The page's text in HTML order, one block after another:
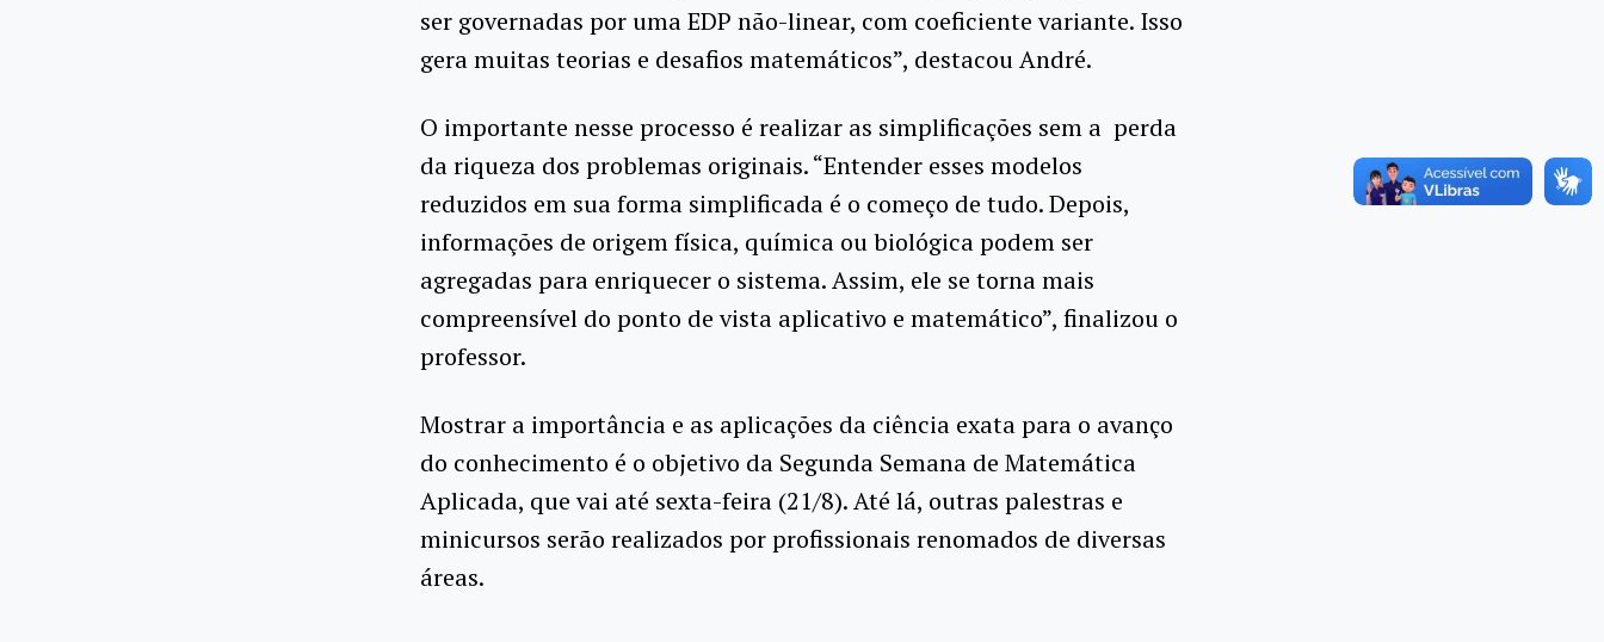
ser governadas por uma EDP não-linear, com coeficiente variante. Isso
gera muitas teorias e desafios matemáticos”, destacou André.
O importante nesse processo é realizar as simplificações sem a perda
da riqueza dos problemas originais. “Entender esses modelos
reduzidos em sua forma simplificada é o começo de tudo. Depois,
informações de origem física, química ou biológica podem ser
agregadas para enriquecer o sistema. Assim, ele se torna mais
compreensível do ponto de vista aplicativo e matemático”, finalizou o
professor.
Mostrar a importância e as aplicações da ciência exata para o avanço
do conhecimento é o objetivo da Segunda Semana de Matemática
Aplicada, que vai até sexta-feira (21/8). Até lá, outras palestras e
minicursos serão realizados por profissionais renomados de diversas
áreas.